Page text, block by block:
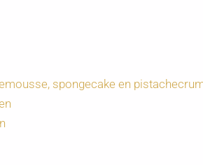
spongecake en